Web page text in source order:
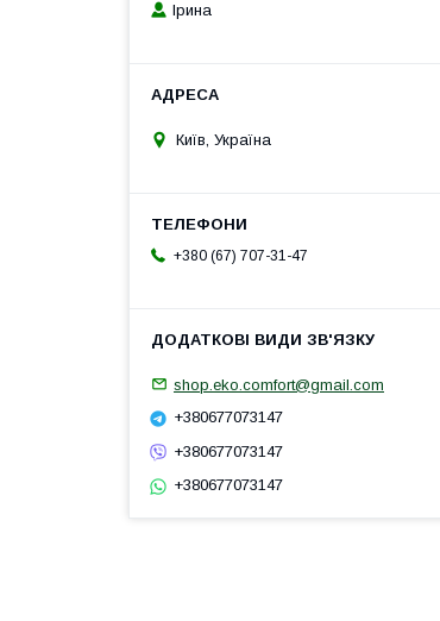
Ірина
Київ, Україна
+380 (67) 707-31-47
shop.eko.comfort@gmail.com
+380677073147
+380677073147
+380677073147